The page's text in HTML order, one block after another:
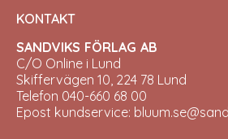
KONTAKT
SANDVIKS FÖRLAG AB
C/O Online i Lund
Skiffervägen 10, 224 78 Lund
Telefon 040-660 68 00
Epost kundservice: